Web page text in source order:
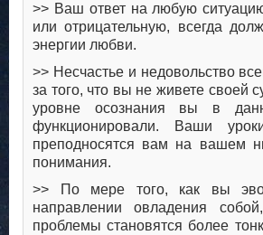
>> Ваш ответ на любую
или отрицательную, всегда
энергии любви.
>> Несчастье и недовольство
за того, что вы не живете своей
уровне осознания вы в
функционировали. Ваши
преподносятся вам на вашем
понимания.
>> По мере того, как вы
направлении овладения
проблемы становятся более